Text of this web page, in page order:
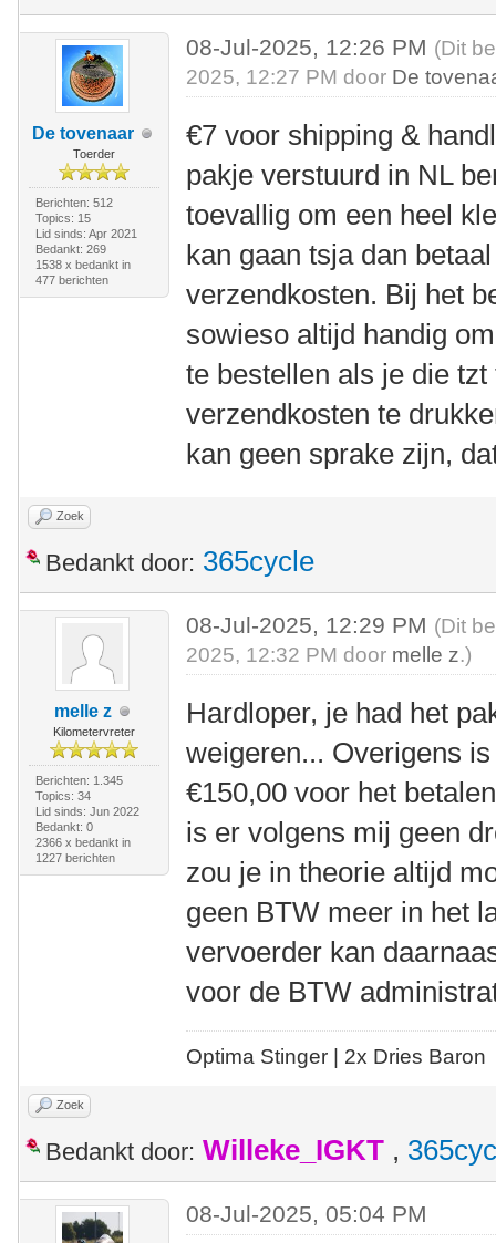
De tovenaar
Toerder
Berichten: 512
Topics: 15
Lid sinds: Apr 2021
Bedankt: 269
1538 x bedankt in
477 berichten
08-Jul-2025, 12:26 PM (Dit
2025, 12:27 PM door De
€7 voor shipping &
pakje verstuurd in NL
toevallig om een heel
kan gaan tsja dan
verzendkosten. Bij het
sowieso altijd handig
te bestellen als je die
verzendkosten te
kan geen sprake zijn,
Zoek
Bedankt door: 365cycle
melle z
Kilometervreter
Berichten: 1.345
Topics: 34
Lid sinds: Jun 2022
Bedankt: 0
2366 x bedankt in
1227 berichten
08-Jul-2025, 12:29 PM (Dit
2025, 12:32 PM door melle z.)
Hardloper, je had het
weigeren... Overigens
€150,00 voor het
is er volgens mij geen
zou je in theorie altijd
geen BTW meer in het
vervoerder kan
voor de BTW
Optima Stinger | 2x Dries Baron
Zoek
Bedankt door: Willeke_IGKT ,
08-Jul-2025, 05:04 PM